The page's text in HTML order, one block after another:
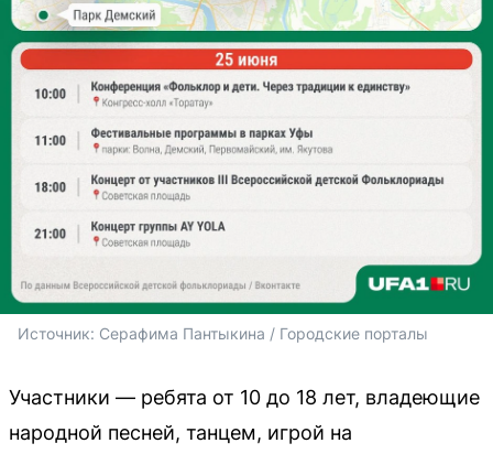
Источник: Серафима Пантыкина / Городские порталы
Участники — ребята от 10 до 18 лет, владеющие
народной песней, танцем, игрой на